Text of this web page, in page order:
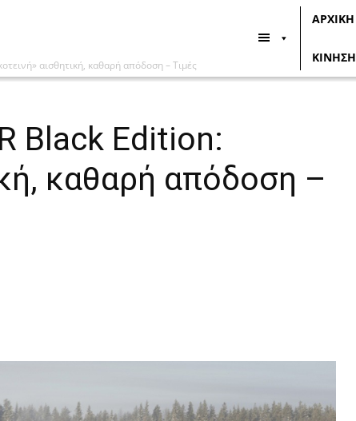
ΑΡΧΙΚΗ
ΚΙΝΗΣΗ
αισθητική, καθαρή απόδοση – Τιμές
Black Edition:
καθαρή απόδοση –